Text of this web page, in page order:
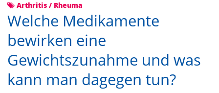
Arthritis / Rheuma
Welche Medikamente
bewirken eine
Gewichtszunahme und was
kann man dagegen tun?